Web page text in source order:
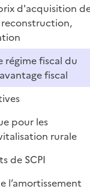
d'acquisition
régime fiscal du
fiscal
pour les
rurale
de SCPI
l’amortissement